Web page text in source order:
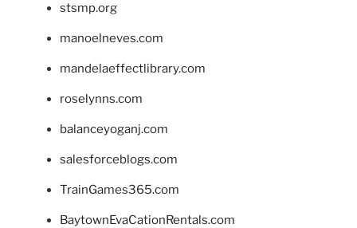
stsmp.org
manoelneves.com
mandelaeffectlibrary.com
roselynns.com
balanceyoganj.com
salesforceblogs.com
TrainGames365.com
BaytownEvaCationRentals.com